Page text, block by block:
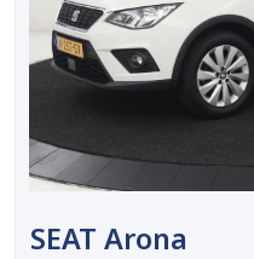
SEAT Arona